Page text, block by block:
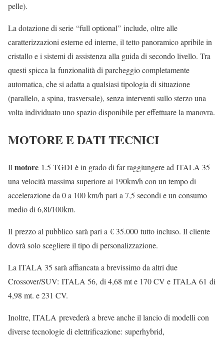
pelle).
La dotazione di serie “full optional” include, oltre alle
caratterizzazioni esterne ed interne, il tetto panoramico apribile in
cristallo e i sistemi di assistenza alla guida di secondo livello. Tra
questi spicca la funzionalità di parcheggio completamente
automatica, che si adatta a qualsiasi tipologia di situazione
(parallelo, a spina, trasversale), senza interventi sullo sterzo una
volta individuato uno spazio disponibile per effettuare la manovra.
MOTORE E DATI TECNICI
Il motore 1.5 TGDI è in grado di far raggiungere ad ITALA 35
una velocità massima superiore ai 190km/h con un tempo di
accelerazione da 0 a 100 km/h pari a 7,5 secondi e un consumo
medio di 6,8l/100km.
Il prezzo al pubblico sarà pari a € 35.000 tutto incluso. Il cliente
dovrà solo scegliere il tipo di personalizzazione.
La ITALA 35 sarà affiancata a brevissimo da altri due
Crossover/SUV: ITALA 56, di 4,68 mt e 170 CV e ITALA 61 di
4,98 mt. e 231 CV.
Inoltre, ITALA prevederà a breve anche il lancio di modelli con
diverse tecnologie di elettrificazione: superhybrid,